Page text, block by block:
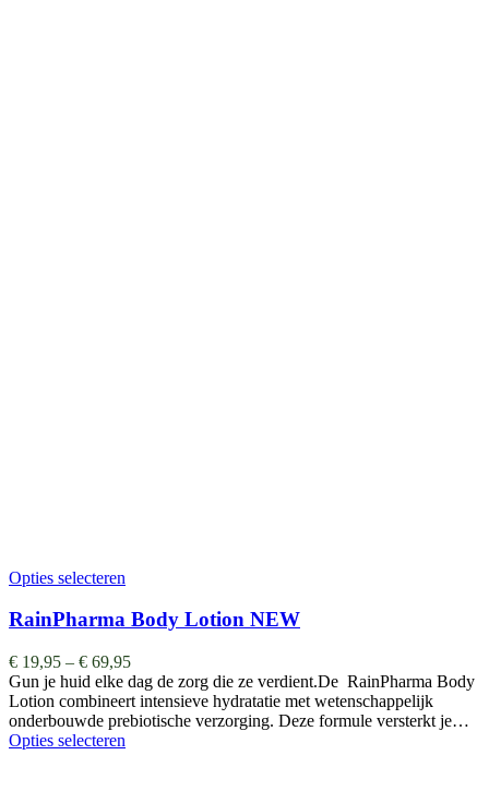
Opties selecteren
RainPharma Body Lotion NEW
€ 19,95 – € 69,95
Gun je huid elke dag de zorg die ze verdient.De RainPharma Body
Lotion combineert intensieve hydratatie met wetenschappelijk
onderbouwde prebiotische verzorging. Deze formule versterkt je…
Opties selecteren